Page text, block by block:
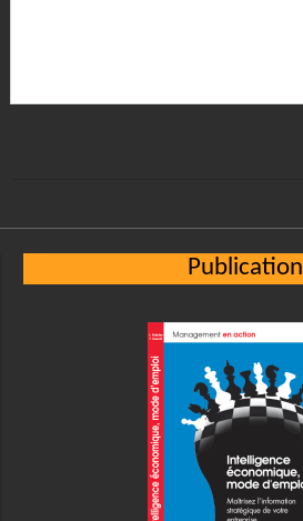
Publication